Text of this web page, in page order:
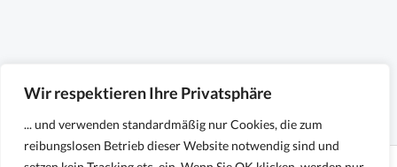
Wir respektieren Ihre Privatsphäre
... und verwenden standardmäßig nur Cookies, die zum
reibungslosen Betrieb dieser Website notwendig sind und